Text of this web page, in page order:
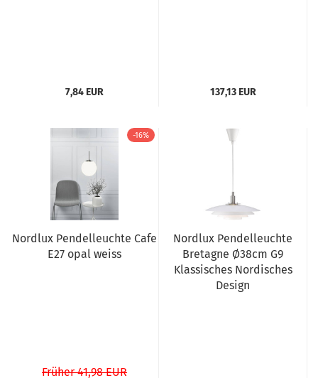
7,84 EUR 137,13 EUR
-16%
Nordlux Pendelleuchte Cafe
E27 opal weiss
Früher 41,98 EUR
Nordlux Pendelleuchte
Bretagne Ø38cm G9
Klassisches Nordisches
Design